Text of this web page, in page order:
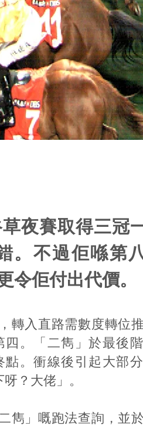
夜賽取得三冠
。不過佢喺第
令佢付出代價。
轉入直路需數度轉位
。「二雋」於最後
。衝線後引起大部
？大佬」。
雋」嘅跑法查詢，並